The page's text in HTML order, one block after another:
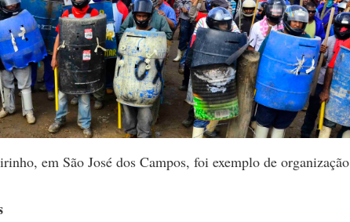
em São José dos Campos, foi exemplo de organização